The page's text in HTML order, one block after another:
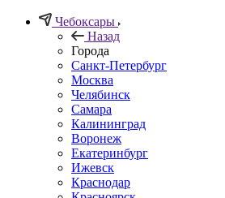
Чебоксары
Назад
Города
Санкт-Петербург
Москва
Челябинск
Самара
Калининград
Воронеж
Екатеринбург
Ижевск
Краснодар